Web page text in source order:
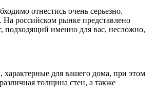
отнестись очень серьезно.
российском рынке представлено
подходящий именно для вас, несложно,
для вашего дома, при этом
толщина стен, а также